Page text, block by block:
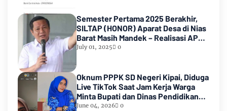
Semester Pertama 2025 Berakhir,
SILTAP (HONOR) Aparat Desa di Nias
Barat Masih Mandek – Realisasi APBD
Diduga Baru 6 Persen
July 01, 2025 0
Oknum PPPK SD Negeri Kipai, Diduga
Live TikTok Saat Jam Kerja Warga
Minta Bupati dan Dinas Pendidikan
HALTENG Segera Proses Sesuai
June 04, 2026 0